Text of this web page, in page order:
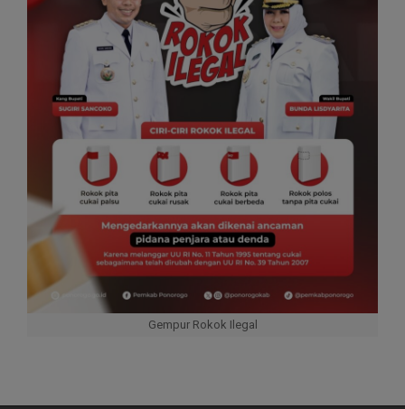
Gempur Rokok Ilegal